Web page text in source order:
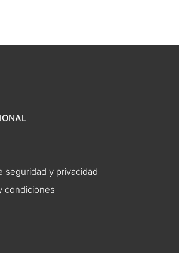
seguridad y privacidad
condiciones